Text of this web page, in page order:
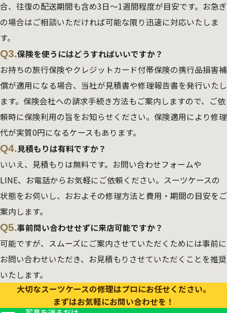
合、往復の配送期間も含め3日～1週間程度が目安です。お急ぎ
の場合はご相談いただければ可能な限り迅速に対応いたしま
す。
Q3.保険を使うにはどうすればいいですか？
お持ちの旅行保険やクレジットカード付帯保険の携行品損害補
償が適用になる場合、当社が見積書や修理報告書を発行いたし
ます。保険会社への請求手続き方法もご案内しますので、ご依
頼時に保険利用の旨をお知らせください。保険適用により修理
代が実質0円になるケースもあります。
Q4.見積もりは有料ですか？
いいえ、見積もりは無料です。お問い合わせフォームや
LINE、お電話からお気軽にご依頼ください。スーツケースの
状態をお伺いし、おおよその修理方法と費用・期間の目安をご
案内します。
Q5.事前問い合わせせずに来店可能ですか？
可能ですが、スムーズにご案内させていただくためには事前に
お問い合わせいただき、お見積もりさせていただくことを推奨
いたします。
大切なスーツケースの修理はプロにお任せください。
まずはお気軽にお問い合わせを！